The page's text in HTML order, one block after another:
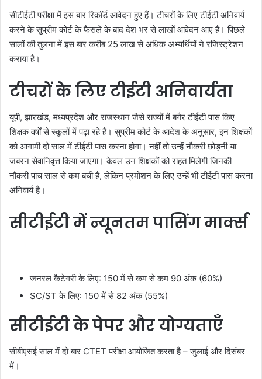
सीटीईटी परीक्षा में इस बार रिकॉर्ड आवेदन हुए हैं। टीचरों के लिए टीईटी अनिवार्य
करने के सुप्रीम कोर्ट के फैसले के बाद देश भर से लाखों आवेदन आए हैं। पिछले
सालों की तुलना में इस बार करीब 25 लाख से अधिक अभ्यर्थियों ने रजिस्ट्रेशन
कराया है।
टीचरों के लिए टीईटी अनिवार्यता
यूपी, झारखंड, मध्यप्रदेश और राजस्थान जैसे राज्यों में बगैर टीईटी पास किए
शिक्षक वर्षों से स्कूलों में पढ़ा रहे हैं। सुप्रीम कोर्ट के आदेश के अनुसार, इन शिक्षकों
को आगामी दो साल में टीईटी पास करना होगा। नहीं तो उन्हें नौकरी छोड़नी या
जबरन सेवानिवृत्त किया जाएगा। केवल उन शिक्षकों को राहत मिलेगी जिनकी
नौकरी पांच साल से कम बची है, लेकिन प्रमोशन के लिए उन्हें भी टीईटी पास करना
अनिवार्य है।
सीटीईटी में न्यूनतम पासिंग मार्क्स
जनरल कैटेगरी के लिए: 150 में से कम से कम 90 अंक (60%)
SC/ST के लिए: 150 में से 82 अंक (55%)
सीटीईटी के पेपर और योग्यताएँ
सीबीएसई साल में दो बार CTET परीक्षा आयोजित करता है – जुलाई और दिसंबर
में।